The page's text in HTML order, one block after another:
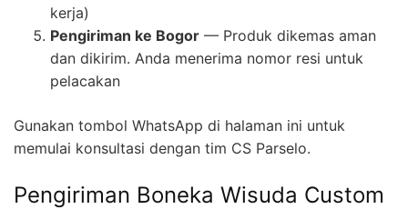
kerja)
Pengiriman ke Bogor — Produk dikemas aman
dan dikirim. Anda menerima nomor resi untuk
pelacakan
Gunakan tombol WhatsApp di halaman ini untuk
memulai konsultasi dengan tim CS Parselo.
Pengiriman Boneka Wisuda Custom